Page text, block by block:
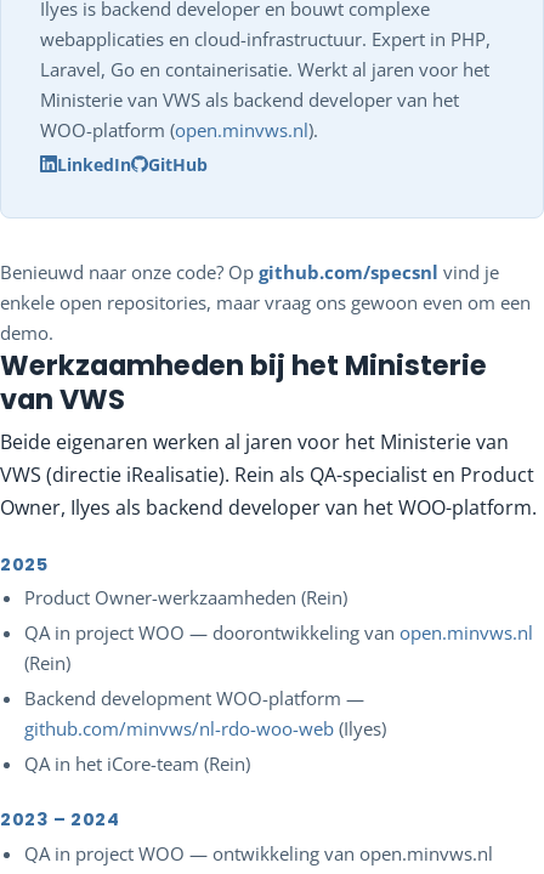
Ilyes is backend developer en bouwt complexe
webapplicaties en cloud-infrastructuur. Expert in PHP,
Laravel, Go en containerisatie. Werkt al jaren voor het
Ministerie van VWS als backend developer van het
WOO-platform (open.minvws.nl).
LinkedIn GitHub
Benieuwd naar onze code? Op github.com/specsnl vind je
enkele open repositories, maar vraag ons gewoon even om een
demo.
Werkzaamheden bij het Ministerie
van VWS
Beide eigenaren werken al jaren voor het Ministerie van
VWS (directie iRealisatie). Rein als QA-specialist en Product
Owner, Ilyes als backend developer van het WOO-platform.
2025
Product Owner-werkzaamheden (Rein)
QA in project WOO — doorontwikkeling van open.minvws.nl
(Rein)
Backend development WOO-platform —
github.com/minvws/nl-rdo-woo-web (Ilyes)
QA in het iCore-team (Rein)
2023 – 2024
QA in project WOO — ontwikkeling van open.minvws.nl